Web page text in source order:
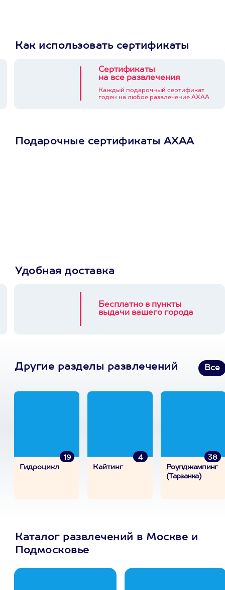
Как использовать сертификаты
Сертификаты
на все развлечения
Каждый подарочный сертификат
годен на любое развлечение АХАА
Подарочные сертификаты АХАА
Удобная доставка
Бесплатно в пункты
выдачи вашего города
Другие разделы развлечений Все
19
Гидроцикл
4
Кайтинг
38
Роупджампинг
(Тарзанка)
Каталог развлечений в Москве и
Подмосковье